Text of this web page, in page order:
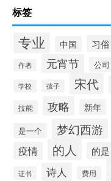
标签
专业 中国 习俗
作者 元宵节 公司
学校 孩子 宋代
技能 攻略 新年
是一个 梦幻西游
疫情 的人 的是
证书 诗人 费用